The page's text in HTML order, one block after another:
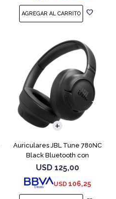
Auriculares JBL Tune 780NC
Black Bluetooth con
Micrófono
USD 125,00
USD 106,25